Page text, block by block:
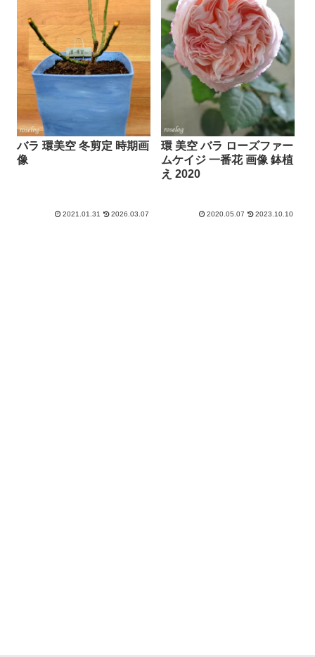
バラ 環美空 冬剪定 時期画
像
2021.01.31 2026.03.07
環 美空 バラ ローズファー
ムケイジ 一番花 画像 鉢植
え 2020
2020.05.07 2023.10.10